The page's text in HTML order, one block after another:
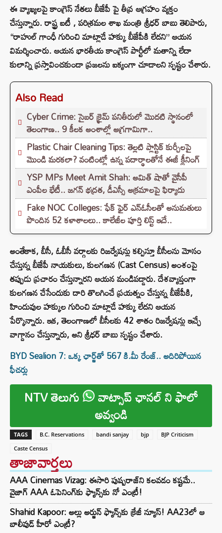
ఈ వ్యాఖ్యలపై కాంగ్రెస్ నేతలు బీజేపీ పై తీవ్ర ఆగ్రహం వ్యక్తం
చేస్తున్నారు. రాష్ట్ర ఐటీ , పరిశ్రమల శాఖ మంత్రి శ్రీధర్ బాబు తెలిపారు,
“రాహుల్ గాంధీ గురించి మాట్లాడే హక్కు బీజేపీకి లేదని” ఆయన
విమర్శించారు. ఆయన భారతీయ కాంగ్రెస్ పార్టీలో మతాన్ని లేదా
కులాన్ని ప్రస్తావించకుండా ప్రజలను ఐక్యంగా చూడాలని స్పష్టం చేశారు.
Also Read
Cyber Crime: సైబర్ క్రైమ్ పనితీరులో మొదటి స్థానంలో
తెలంగాణ.. 9 కీలక అంశాల్లో అగ్రగామిగా..
Plastic Chair Cleaning Tips: తెల్లటి ప్లాస్టిక్ కుర్చీలపై
మొండి మరకలా? వంటింట్లో ఉన్న పదార్థాలతోనే ఈజీ క్లీనింగ్
YSP MPs Meet Amit Shah: అమిత్ షాతో వైసీపీ
ఎంపీల భేటీ.. జగన్ భద్రత, డీఎస్సీ అక్రమాలపై ఫిర్యాదు
Fake NOC Colleges: ఫేక్ ఫైర్ ఎన్ఓసీలతో అనుమతులు
పొందిన 52 కళాశాలలు.. కాలేజీల పూర్తి లిస్ట్ ఇదే..
అంతేకాక, బీసీ, ఓబీసీ వర్గాలకు రిజర్వేషన్లు కల్పిస్తూ బీసీలను మోసం
చేస్తున్న బీజేపీ నాయకులు, కులగణన (Cast Census) అంశంపై
తప్పుడు ప్రచారం చేస్తున్నారని ఆయన మండిపడ్డారు. దేశవ్యాప్తంగా
కులగణన చేసేందుకు దారి తొలగించే ప్రయత్నం చేస్తున్న బీజేపీకి,
హిందువుల హక్కుల గురించి మాట్లాడే హక్కు లేదని ఆయన
పేర్కొన్నారు. ఇక, తెలంగాణలో బీసీలకు 42 శాతం రిజర్వేషన్లు ఇచ్చే
వాగ్దానం చేస్తున్నారు, అని శ్రీధర్ బాబు స్పష్టం చేశారు.
BYD Sealion 7: ఒక్క ఛార్జ్‌తో 567 కి.మీ రేంజ్.. అదిరిపోయిన
ఫీచర్లు
NTV తెలుగు వాట్సాప్ ఛానల్ ని ఫాలో
అవ్వండి
TAGS B.C. Reservations bandi sanjay bjp
BJP Criticism
Caste Census
తాజావార్తలు
AAA Cinemas Vizag: ఈసారి పుష్పరాజ్‌ని కలవడం కష్టమే..
వైజాగ్ AAA ఓపెనింగ్‌కు ఫ్యాన్స్‌కు నో ఎంట్రీ!
Shahid Kapoor: అల్లు అర్జున్ ఫ్యాన్స్‌కు క్రేజీ న్యూస్! AA23లో ఆ
బాలీవుడ్ హీరో ఎంట్రీ?